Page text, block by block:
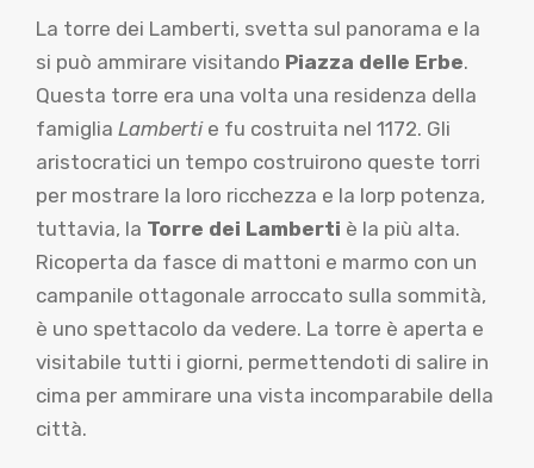
La torre dei Lamberti, svetta sul panorama e la
si può ammirare visitando Piazza delle Erbe.
Questa torre era una volta una residenza della
famiglia Lambertie fu costruita nel 1172. Gli
aristocratici un tempo costruirono queste torri
per mostrare la loro ricchezza e la lorp potenza,
tuttavia, la Torre dei Lamberti è la più alta.
Ricoperta da fasce di mattoni e marmo con un
campanile ottagonale arroccato sulla sommità,
è uno spettacolo da vedere. La torre è aperta e
visitabile tutti i giorni, permettendoti di salire in
cima per ammirare una vista incomparabile della
città.